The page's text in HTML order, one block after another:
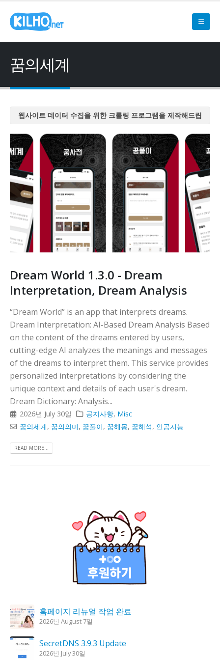
꿈의세계
웹사이트 데이터 수집을 위한 크롤링 프로그램을 제작해드립
웹사이트 데이터 수집을 위한 크롤링 프로그램을 제작해드립
니다
웹사이트 데이터 수집을 위한 크롤링 프로그램을 제작해드립
니다
웹사이트 데이터 수집을 위한 크롤링 프로그램을 제작해드립
니다
웹사이트 데이터 수집을 위한 크롤링 프로그램을 제작해드립
니다
Dream World 1.3.0 - Dream
Interpretation, Dream Analysis
“Dream World” is an app that interprets dreams.
Dream Interpretation: AI-Based Dream Analysis Based
on the content of the dreams entered by users,
cutting-edge AI analyzes the meanings and messages
of the dreams to interpret them. This service provides
personalized interpretations by considering the
unique context and details of each user's dream.
Dream Dictionary: Analysis...
2026년 July 30일 공지사항, Misc
꿈의세계, 꿈의의미, 꿈풀이, 꿈해몽, 꿈해석, 인공지능
READ MORE...
홈페이지 리뉴얼 작업 완료
2026년 August 7일
SecretDNS 3.9.3 Update
2026년 July 30일